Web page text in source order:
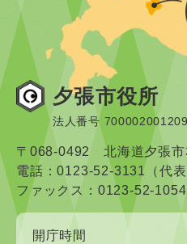
夕張市役所
法人番号
〒068-0492 北海道夕張市
電話：0123-52-3131（代表
ファックス：0123-52-1054
開庁時間